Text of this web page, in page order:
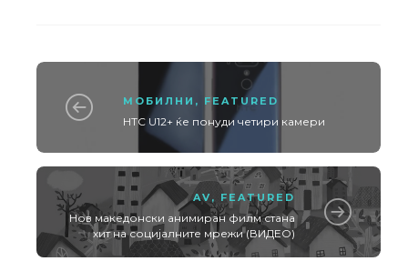
МОБИЛНИ , FEATURED
HTC U12+ ќе понуди четири камери
AV , FEATURED
Нов македонски анимиран филм стана
хит на социјалните мрежи (ВИДЕО)